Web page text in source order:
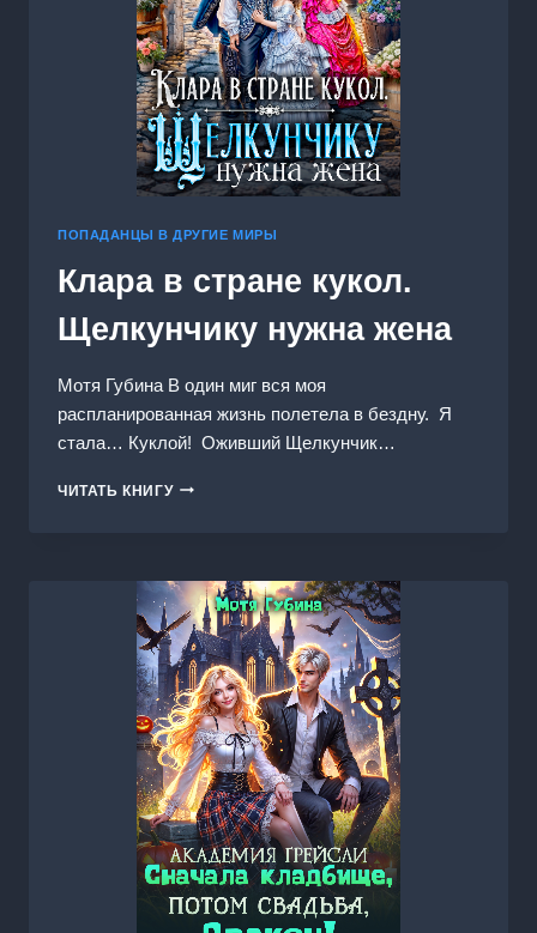
ПОПАДАНЦЫ В ДРУГИЕ МИРЫ
Клара в стране кукол.
Щелкунчику нужна жена
Мотя Губина В один миг вся моя
распланированная жизнь полетела в бездну. Я
стала… Куклой! Оживший Щелкунчик…
ЧИТАТЬ КНИГУКЛАРА
НУЖНА
ЖЕНА